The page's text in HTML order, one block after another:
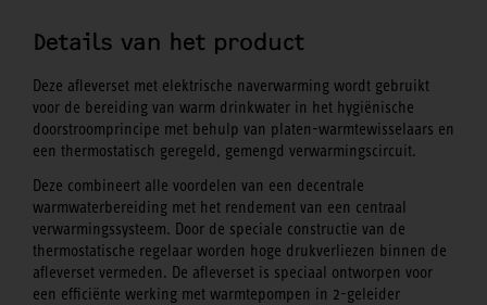
Details van het product
Deze afleverset met elektrische naverwarming wordt gebruikt
voor de bereiding van warm drinkwater in het hygiënische
doorstroomprincipe met behulp van platen-warmtewisselaars en
een thermostatisch geregeld, gemengd verwarmingscircuit.
Deze combineert alle voordelen van een decentrale
warmwaterbereiding met het rendement van een centraal
verwarmingssysteem. Door de speciale constructie van de
thermostatische regelaar worden hoge drukverliezen binnen de
afleverset vermeden. De afleverset is speciaal ontworpen voor
een efficiënte werking met warmtepompen in 2-geleider